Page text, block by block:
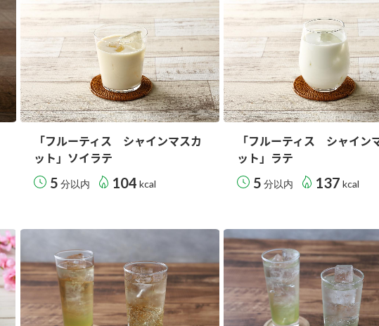
「フルーティス シャインマスカ
ット」ソイラテ
5 分以内 104 kcal
「フルーティス シャイン
ット」ラテ
5 分以内 137 kcal